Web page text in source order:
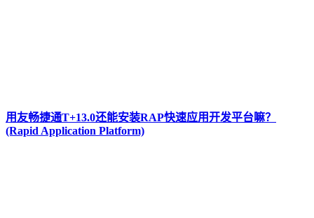
用友畅捷通T+13.0还能安装RAP快速应用开发平台嘛？
(Rapid Application Platform)